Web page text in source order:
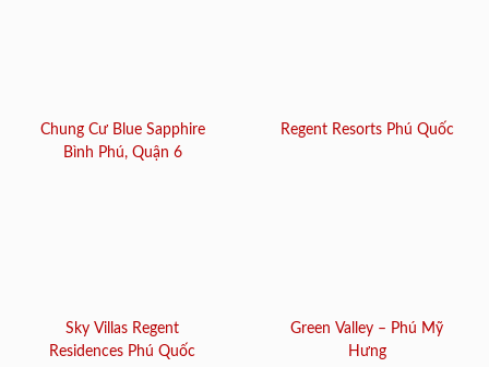
Chung Cư Blue Sapphire
Bình Phú, Quận 6
Regent Resorts Phú Quốc
Sky Villas Regent
Residences Phú Quốc
Green Valley – Phú Mỹ
Hưng